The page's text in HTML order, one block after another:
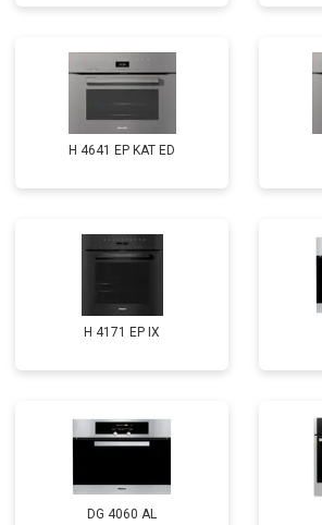
H 4641 EP KAT ED
H 4171 EP IX
DG 4060 AL